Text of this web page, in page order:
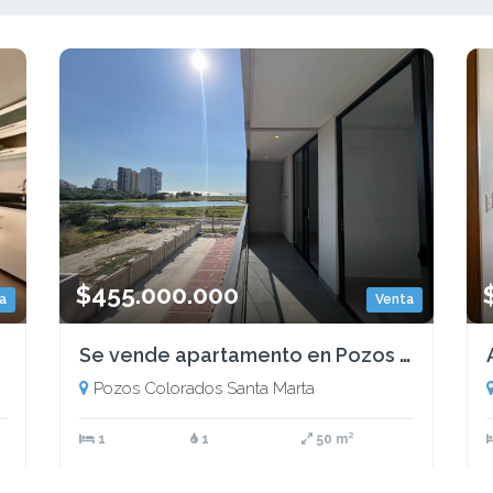
Venta
$455.000.000
Se vende apartamento en Pozos Colorados, Santa Marta
Pozos Colorados Santa Marta
1 1 50 m²